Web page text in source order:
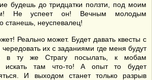
будешь до тридцатки ползти, под моим
Не успеет он! Вечным молодым
станешь, неуспевалец!
Реально может. Будет давать квесты с
их с заданиями где меня будут
в ту же Страгу посылать, к мобам
искать там что-то! А опыт то будет
И выходом станет только разрыв